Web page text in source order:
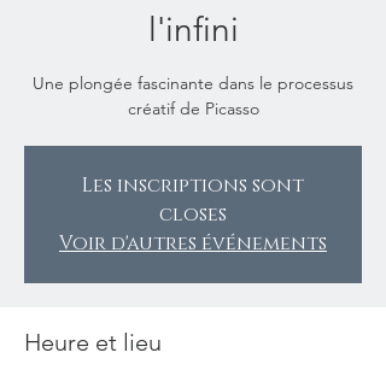
l'infini
Une plongée fascinante dans le processus
créatif de Picasso
Les inscriptions sont
closes
Voir d'autres événements
Heure et lieu